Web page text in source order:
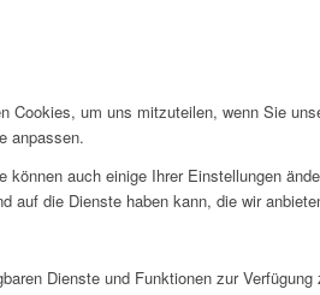
Cookies, um uns mitzuteilen, wenn Sie
anpassen.
auch einige Ihrer Einstellungen
auf die Dienste haben kann, die wir
Dienste und Funktionen zur Verfügung